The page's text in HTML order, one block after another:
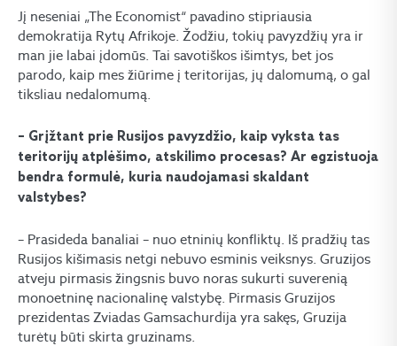
Jį neseniai „The Economist“ pavadino stipriausia
demokratija Rytų Afrikoje. Žodžiu, tokių pavyzdžių yra ir
man jie labai įdomūs. Tai savotiškos išimtys, bet jos
parodo, kaip mes žiūrime į teritorijas, jų dalomumą, o gal
tiksliau nedalomumą.
– Grįžtant prie Rusijos pavyzdžio, kaip vyksta tas
teritorijų atplėšimo, atskilimo procesas? Ar egzistuoja
bendra formulė, kuria naudojamasi skaldant
valstybes?
– Prasideda banaliai – nuo etninių konfliktų. Iš pradžių tas
Rusijos kišimasis netgi nebuvo esminis veiksnys. Gruzijos
atveju pirmasis žingsnis buvo noras sukurti suverenią
monoetninę nacionalinę valstybę. Pirmasis Gruzijos
prezidentas Zviadas Gamsachurdija yra sakęs, Gruzija
turėtų būti skirta gruzinams.